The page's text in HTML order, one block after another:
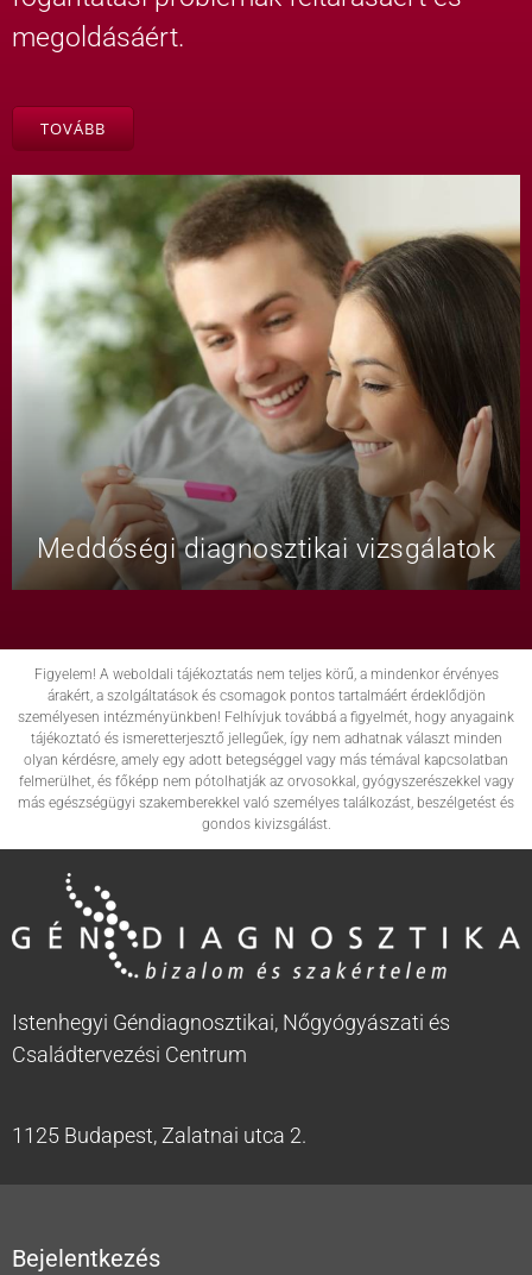
megoldásáért.
TOVÁBB
Meddőségi diagnosztikai vizsgálatok
Figyelem! A weboldali tájékoztatás nem teljes körű, a mindenkor érvényes
árakért, a szolgáltatások és csomagok pontos tartalmáért érdeklődjön
személyesen intézményünkben! Felhívjuk továbbá a figyelmét, hogy anyagaink
tájékoztató és ismeretterjesztő jellegűek, így nem adhatnak választ minden
olyan kérdésre, amely egy adott betegséggel vagy más témával kapcsolatban
felmerülhet, és főképp nem pótolhatják az orvosokkal, gyógyszerészekkel vagy
más egészségügyi szakemberekkel való személyes találkozást, beszélgetést és
gondos kivizsgálást.
Istenhegyi Géndiagnosztikai, Nőgyógyászati és
Családtervezési Centrum
1125 Budapest, Zalatnai utca 2.
Bejelentkezés